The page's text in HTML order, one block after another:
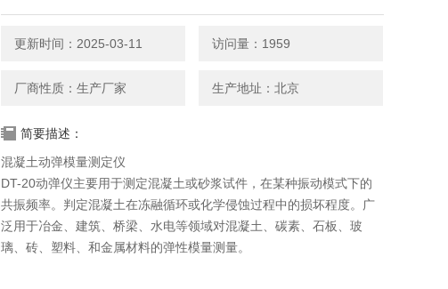
更新时间：2025-03-11 访问量：1959
厂商性质：生产厂家 生产地址：北京
简要描述：
混凝土动弹模量测定仪
DT-20动弹仪主要用于测定混凝土或砂浆试件，在某种振动模式下的
共振频率。判定混凝土在冻融循环或化学侵蚀过程中的损坏程度。广
泛用于冶金、建筑、桥梁、水电等领域对混凝土、碳素、石板、玻
璃、砖、塑料、和金属材料的弹性模量测量。